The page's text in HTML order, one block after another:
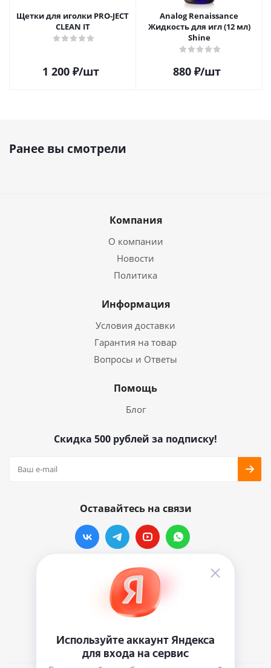
Щетки для иголки PRO-JECT
CLEAN IT
1 200₽/шт
Analog Renaissance
Жидкость для игл (12 мл)
Shine
880 ₽/шт
Ранее вы смотрели
Компания
О компании
Новости
Политика
Информация
Условия доставки
Гарантия на товар
Вопросы и Ответы
Помощь
Блог
Скидка 500 рублей за подписку!
Оставайтесь на связи
Наши контакты
info@vinylmarkt.ru